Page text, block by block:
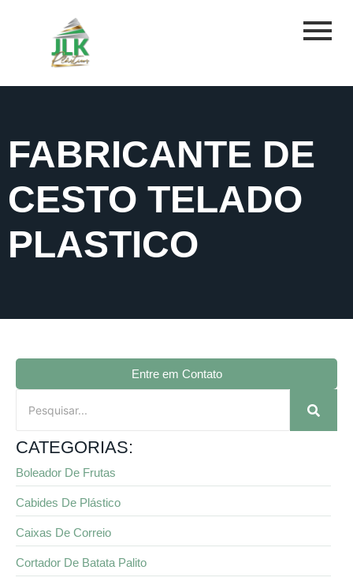
FABRICANTE DE
CESTO TELADO
PLASTICO
Entre em Contato
CATEGORIAS:
Boleador De Frutas
Cabides De Plástico
Caixas De Correio
Cortador De Batata Palito